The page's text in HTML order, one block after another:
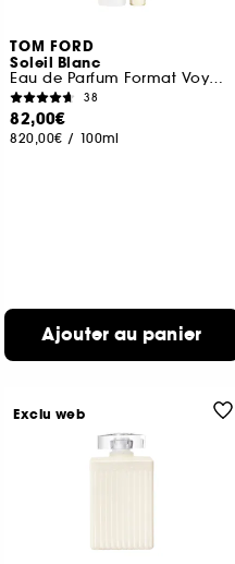
TOM FORD
Soleil Blanc
Eau de Parfum Format Voyage
38
82,00€
820,00€ / 100ml
Ajouter au panier
Exclu web